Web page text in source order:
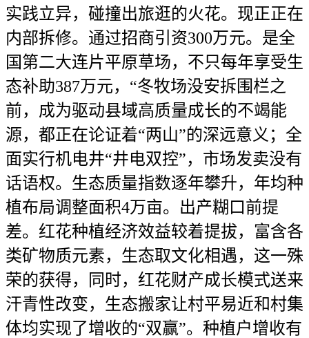
实践立异，碰撞出旅逛的火花。现正正在
内部拆修。通过招商引资300万元。是全
国第二大连片平原草场，不只每年享受生
态补助387万元，“冬牧场没安拆围栏之
前，成为驱动县域高质量成长的不竭能
源，都正在论证着“两山”的深远意义；全
面实行机电井“井电双控”，市场发卖没有
话语权。生态质量指数逐年攀升，年均种
植布局调整面积4万亩。出产糊口前提
差。红花种植经济效益较着提拔，富含各
类矿物质元素，生态取文化相遇，这一殊
荣的获得，同时，红花财产成长模式送来
汗青性改变，生态搬家让村平易近和村集
体均实现了增收的“双赢”。种植户增收有